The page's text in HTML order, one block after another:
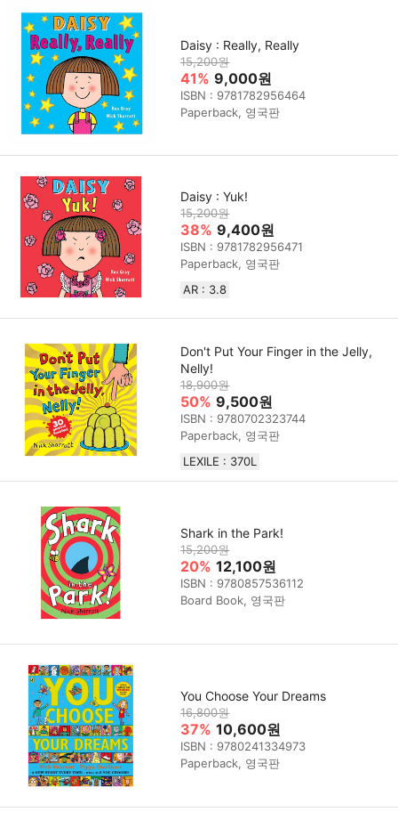
Daisy : Really, Really
15,200원
41% 9,000원
ISBN : 9781782956464
Paperback, 영국판
Daisy : Yuk!
15,200원
38% 9,400원
ISBN : 9781782956471
Paperback, 영국판
AR : 3.8
Don't Put Your Finger in the Jelly,
Nelly!
18,900원
50% 9,500원
ISBN : 9780702323744
Paperback, 영국판
LEXILE : 370L
Shark in the Park!
15,200원
20% 12,100원
ISBN : 9780857536112
Board Book, 영국판
You Choose Your Dreams
16,800원
37% 10,600원
ISBN : 9780241334973
Paperback, 영국판